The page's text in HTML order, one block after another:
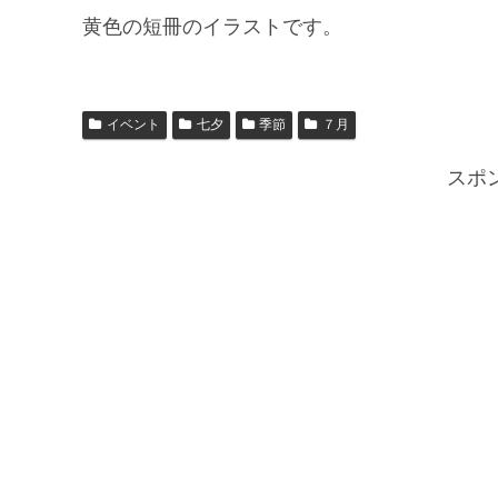
黄色の短冊のイラストです。
イベント 七夕 季節 ７月
スポ